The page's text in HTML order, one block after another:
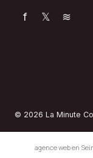
f 𝕏 ≋
© 2026 La Minute
agence web en